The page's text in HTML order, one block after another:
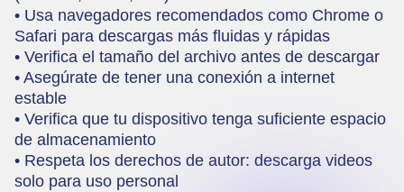
• Usa navegadores recomendados como Chrome o
Safari para descargas más fluidas y rápidas
• Verifica el tamaño del archivo antes de descargar
• Asegúrate de tener una conexión a internet
estable
• Verifica que tu dispositivo tenga suficiente espacio
de almacenamiento
• Respeta los derechos de autor: descarga videos
solo para uso personal